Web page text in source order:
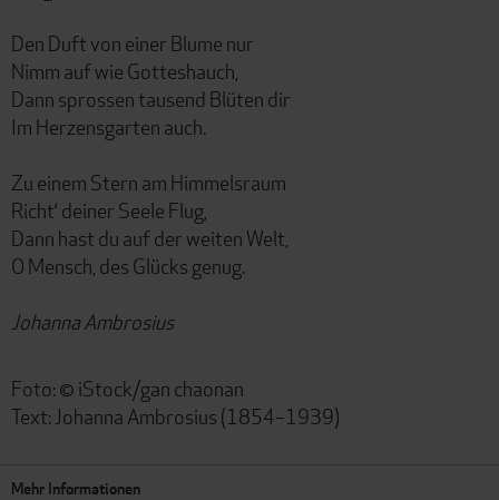
Den Duft von einer Blume nur
Nimm auf wie Gotteshauch,
Dann sprossen tausend Blüten dir
Im Herzensgarten auch.
Zu einem Stern am Himmelsraum
Richt‘ deiner Seele Flug,
Dann hast du auf der weiten Welt,
O Mensch, des Glücks genug.
Johanna Ambrosius
Foto: © iStock/gan chaonan
Text: Johanna Ambrosius (1854–1939)
Mehr Informationen